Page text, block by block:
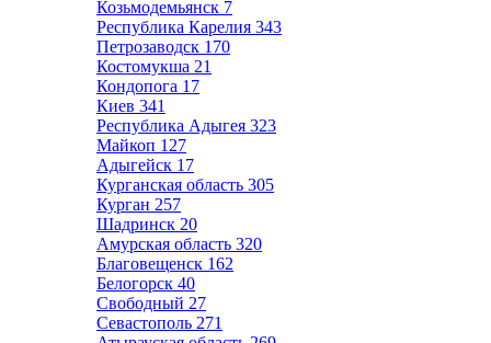
Козьмодемьянск 7
Республика Карелия 343
Петрозаводск 170
Костомукша 21
Кондопога 17
Киев 341
Республика Адыгея 323
Майкоп 127
Адыгейск 17
Курганская область 305
Курган 257
Шадринск 20
Амурская область 320
Благовещенск 162
Белогорск 40
Свободный 27
Севастополь 271